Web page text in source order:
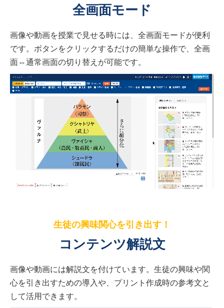
全画面モード
画像や動画を授業で見せる時には、全画面モードが便利
です。ボタンをクリックするだけの簡単な操作で、全画
面⇔通常画面の切り替えが可能です。
生徒の興味関心を引き出す！
コンテンツ解説文
画像や動画には解説文を付けています。生徒の興味や関
心を引き出すための導入や、プリント作成時の参考文と
して活用できます。